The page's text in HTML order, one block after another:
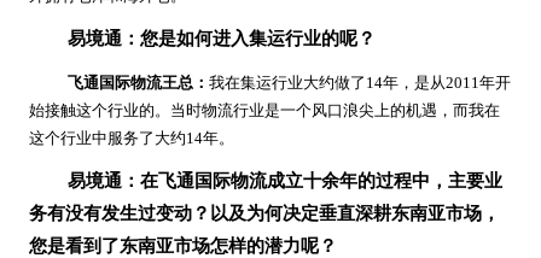
易境通：您是如何进入集运行业的呢？
飞通国际物流王总： 我在集运行业大约做了14年，是从2011年开
始接触这个行业的。当时物流行业是一个风口浪尖上的机遇，而我在
这个行业中服务了大约14年。
易境通：在飞通国际物流成立十余年的过程中，主要业
务有没有发生过变动？以及为何决定垂直深耕东南亚市场，
您是看到了东南亚市场怎样的潜力呢？